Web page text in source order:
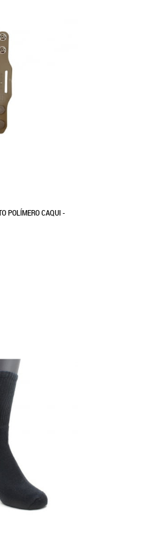
POLÍMERO CAQUI -